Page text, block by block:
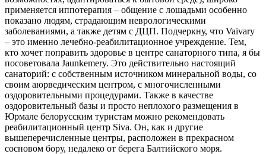
применяется иппотерапия – общение с лошадьми особенно
показано людям, страдающим неврологическими
заболеваниями, а также детям с ДЦП. Подчеркну, что Vaivary
– это именно лечебно-реабилитационное учреждение. Тем,
кто хочет поправить здоровье в центре санаторного типа, я бы
посоветовала Jaunkemery. Это действительно настоящий
санаторий: с собственным источником минеральной воды, со
своим аюрведическим центром, с многочисленными
оздоровительными процедурами. Также в качестве
оздоровительный базы и просто неплохого размещения в
Юрмале белорусским туристам можно рекомендовать
реабилитационный центр Siva. Он, как и другие
вышеперечисленные центры, расположен в прекрасном
сосновом бору, недалеко от берега Балтийского моря.